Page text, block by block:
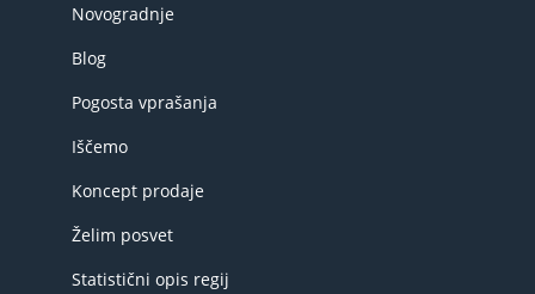
Novogradnje
Blog
Pogosta vprašanja
Iščemo
Koncept prodaje
Želim posvet
Statistični opis regij